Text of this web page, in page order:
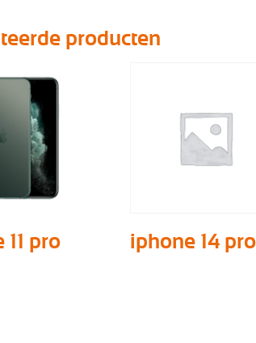
producten
11 pro
iphone 14 pro